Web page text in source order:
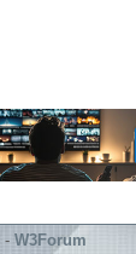
- W3Forum